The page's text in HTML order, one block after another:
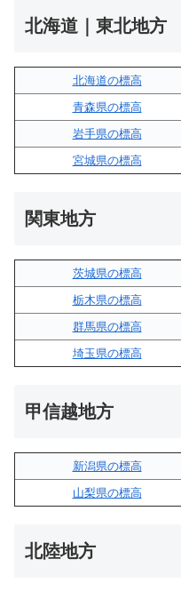
北海道｜東北地方
北海道の標高
青森県の標高
岩手県の標高
宮城県の標高
関東地方
茨城県の標高
栃木県の標高
群馬県の標高
埼玉県の標高
甲信越地方
新潟県の標高
山梨県の標高
北陸地方